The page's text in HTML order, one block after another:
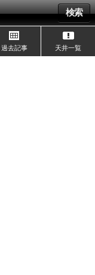
検索
過去記事 天井一覧